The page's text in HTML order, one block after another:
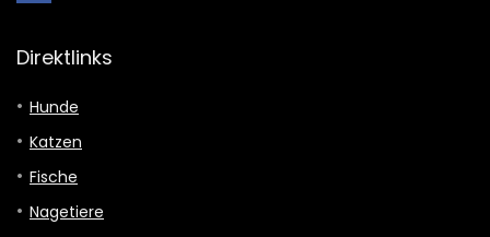
Direktlinks
Hunde
Katzen
Fische
Nagetiere